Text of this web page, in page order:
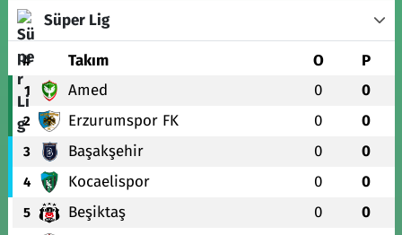
Süper Lig
# Takım O P
1 Amed 0 0
2 Erzurumspor FK 0 0
3 Başakşehir 0 0
4 Kocaelispor 0 0
5 Beşiktaş 0 0